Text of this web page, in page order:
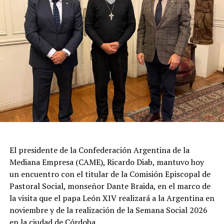
estratégico en el continente americano.
La autorización militar ocurre en un contexto de
fricción diplomática originada por las declaraciones
de Javier Milei hacia su par brasileño, Lula da Silva. Esta
situación derivó en el retiro del embajador brasileño en
Buenos Aires, Julio Bitelli.
Desde el Palacio del Planalto, el canciller Mauro
Vieira calificó los insultos del mandatario argentino
encargado de negocios.
Pese a que Milei ratificó sus críticas calificando a Lula de
"corrupto", desde la Cancillería argentina intentan
preservar la relación institucional. El canciller Pablo
Quirno calificó de "lamentable" la decisión de Brasil de
El presidente de la Confederación Argentina de la
Mediana Empresa (CAME), Ricardo Diab, mantuvo hoy
un encuentro con el titular de la Comisión Episcopal de
Pastoral Social, monseñor Dante Braida, en el marco de
la visita que el papa León XIV realizará a la Argentina en
noviembre y de la realización de la Semana Social 2026